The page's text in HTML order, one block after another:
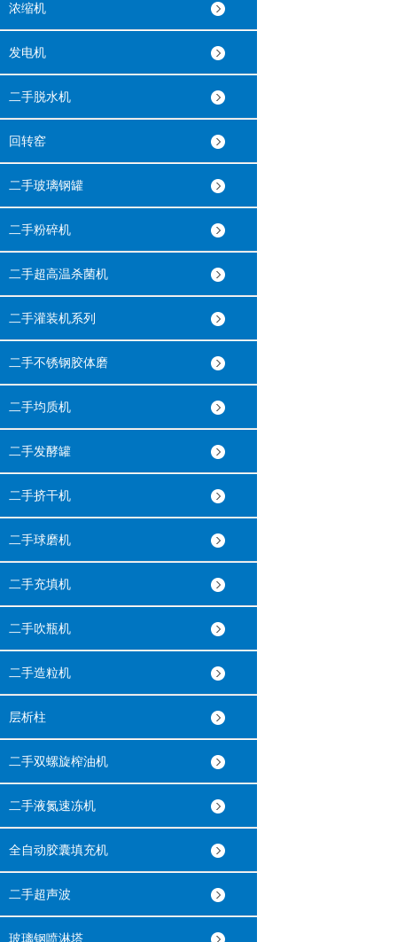
浓缩机
发电机
二手脱水机
回转窑
二手玻璃钢罐
二手粉碎机
二手超高温杀菌机
二手灌装机系列
二手不锈钢胶体磨
二手均质机
二手发酵罐
二手挤干机
二手球磨机
二手充填机
二手吹瓶机
二手造粒机
层析柱
二手双螺旋榨油机
二手液氮速冻机
全自动胶囊填充机
二手超声波
玻璃钢喷淋塔